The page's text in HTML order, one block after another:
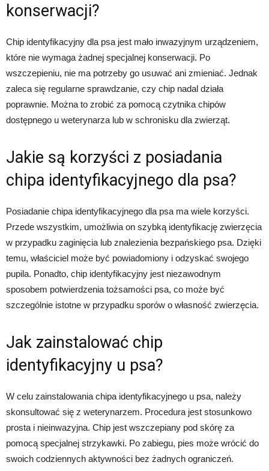
konserwacji?
Chip identyfikacyjny dla psa jest mało inwazyjnym urządzeniem,
które nie wymaga żadnej specjalnej konserwacji. Po
wszczepieniu, nie ma potrzeby go usuwać ani zmieniać. Jednak
zaleca się regularne sprawdzanie, czy chip nadal działa
poprawnie. Można to zrobić za pomocą czytnika chipów
dostępnego u weterynarza lub w schronisku dla zwierząt.
Jakie są korzyści z posiadania
chipa identyfikacyjnego dla psa?
Posiadanie chipa identyfikacyjnego dla psa ma wiele korzyści.
Przede wszystkim, umożliwia on szybką identyfikację zwierzęcia
w przypadku zaginięcia lub znalezienia bezpańskiego psa. Dzięki
temu, właściciel może być powiadomiony i odzyskać swojego
pupila. Ponadto, chip identyfikacyjny jest niezawodnym
sposobem potwierdzenia tożsamości psa, co może być
szczególnie istotne w przypadku sporów o własność zwierzęcia.
Jak zainstalować chip
identyfikacyjny u psa?
W celu zainstalowania chipa identyfikacyjnego u psa, należy
skonsultować się z weterynarzem. Procedura jest stosunkowo
prosta i nieinwazyjna. Chip jest wszczepiany pod skórę za
pomocą specjalnej strzykawki. Po zabiegu, pies może wrócić do
swoich codziennych aktywności bez żadnych ograniczeń.